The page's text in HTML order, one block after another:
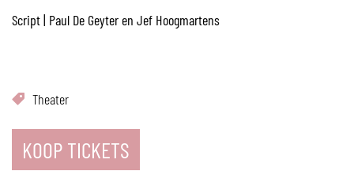
Script | Paul De Geyter en Jef Hoogmartens
Theater
KOOP TICKETS